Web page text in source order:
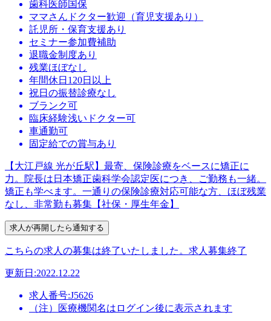
歯科医師国保
ママさんドクター歓迎（育児支援あり）
託児所・保育支援あり
セミナー参加費補助
退職金制度あり
残業ほぼなし
年間休日120日以上
祝日の振替診療なし
ブランク可
臨床経験浅いドクター可
車通勤可
固定給での賞与あり
【大江戸線 光が丘駅】最寄、保険診療をベースに矯正に
力。院長は日本矯正歯科学会認定医につき、ご勤務も一緒。
矯正も学べます。一通りの保険診療対応可能な方、ほぼ残業
なし、非常勤も募集【社保・厚生年金】
こちらの求人の募集は終了いたしました。 求人募集終了
更新日:2022.12.22
求人番号:J5626
（注）医療機関名はログイン後に表示されます